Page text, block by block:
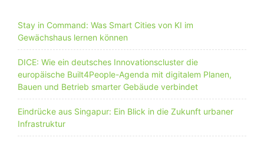
Stay in Command: Was Smart Cities von KI im
Gewächshaus lernen können
DICE: Wie ein deutsches Innovationscluster die
europäische Built4People-Agenda mit digitalem Planen,
Bauen und Betrieb smarter Gebäude verbindet
Eindrücke aus Singapur: Ein Blick in die Zukunft urbaner
Infrastruktur